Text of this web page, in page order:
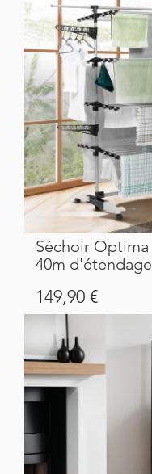
Séchoir Optima noir et blanc 4 niveaux -
40m d'étendage
Prix
149,90 €